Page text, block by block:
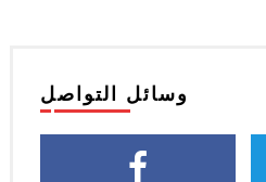
وسائل التواصل